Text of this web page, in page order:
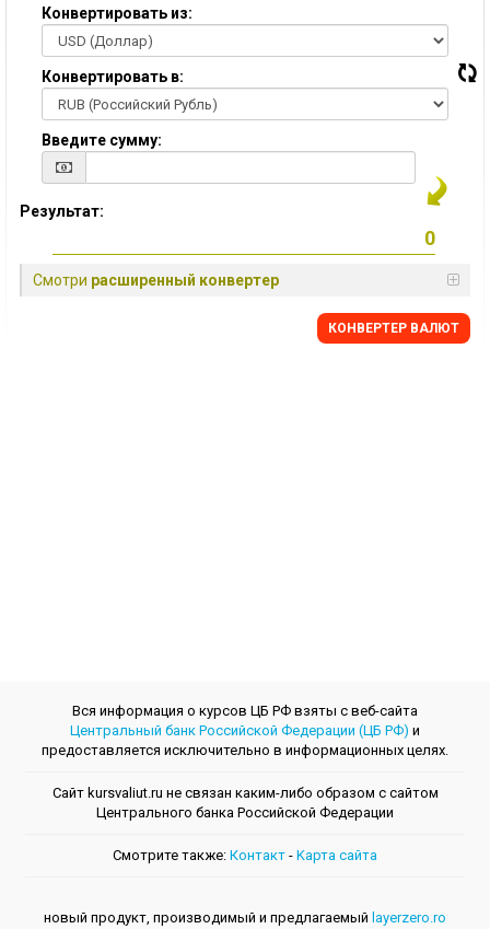
Конвертировать из:
Конвертировать в:
Введите сумму:
Результат:
Смотри расширенный конвертер
КОНВЕРТЕР ВАЛЮТ
Вся информация о курсов ЦБ РФ взяты с веб-сайта
Центральный банк Российской Федерации (ЦБ РФ) и
предоставляется исключительно в информационных целях.
Сайт kursvaliut.ru не связан каким-либо образом с сайтом
Центрального банкa Российской Федерации
Смотрите также: Контакт - Kарта сайта
новый продукт, производимый и предлагаемый layerzero.ro